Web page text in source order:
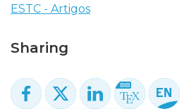
ESTC - Artigos
Sharing